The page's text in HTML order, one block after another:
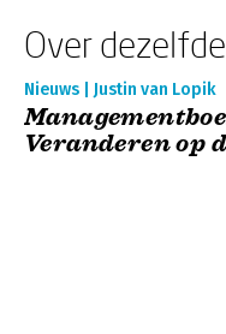
Over
Nieuws | Justin van Lopik
Veranderen op